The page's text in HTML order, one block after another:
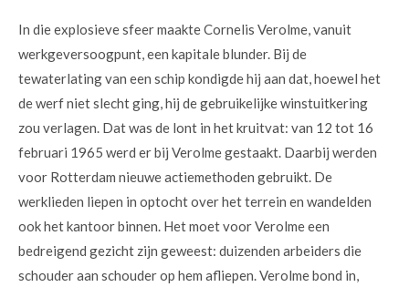
In die explosieve sfeer maakte Cornelis Verolme, vanuit
werkgeversoogpunt, een kapitale blunder. Bij de
tewaterlating van een schip kondigde hij aan dat, hoewel het
de werf niet slecht ging, hij de gebruikelijke winstuitkering
zou verlagen. Dat was de lont in het kruitvat: van 12 tot 16
februari 1965 werd er bij Verolme gestaakt. Daarbij werden
voor Rotterdam nieuwe actiemethoden gebruikt. De
werklieden liepen in optocht over het terrein en wandelden
ook het kantoor binnen. Het moet voor Verolme een
bedreigend gezicht zijn geweest: duizenden arbeiders die
schouder aan schouder op hem afliepen. Verolme bond in,